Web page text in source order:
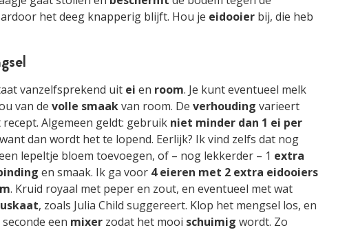
het deeg knapperig blijft. Hou je eidooier bij, die heb
vanzelfsprekend uit ei en room. Je kunt eventueel melk
van de volle smaakvan room. De verhouding varieert
Algemeen geldt: gebruik niet minder dan 1 ei per
dan wordt het te lopend. Eerlijk? Ik vind zelfs dat nog
lepeltje bloem toevoegen, of – nog lekkerder – 1 extra
en smaak. Ik ga voor 4 eieren met 2 extra eidooiers
. Kruid royaal met peper en zout, en eventueel met wat
, zoals Julia Child suggereert. Klop het mengsel los, en
een mixer zodat het mooi schuimig wordt. Zo